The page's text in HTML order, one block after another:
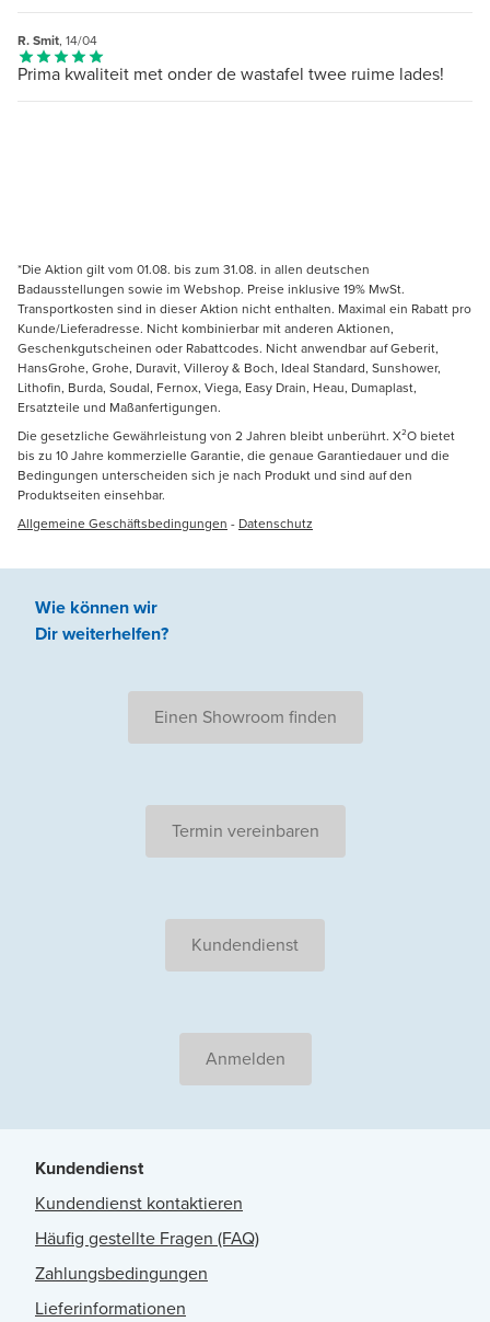
R. Smit, 14/04
Prima kwaliteit met onder de wastafel twee ruime lades!
*Die Aktion gilt vom 01.08. bis zum 31.08. in allen deutschen
Badausstellungen sowie im Webshop. Preise inklusive 19% MwSt.
Transportkosten sind in dieser Aktion nicht enthalten. Maximal ein Rabatt pro
Kunde/Lieferadresse. Nicht kombinierbar mit anderen Aktionen,
Geschenkgutscheinen oder Rabattcodes. Nicht anwendbar auf Geberit,
HansGrohe, Grohe, Duravit, Villeroy & Boch, Ideal Standard, Sunshower,
Lithofin, Burda, Soudal, Fernox, Viega, Easy Drain, Heau, Dumaplast,
Ersatzteile und Maßanfertigungen.
Die gesetzliche Gewährleistung von 2 Jahren bleibt unberührt. X²O bietet
bis zu 10 Jahre kommerzielle Garantie, die genaue Garantiedauer und die
Bedingungen unterscheiden sich je nach Produkt und sind auf den
Produktseiten einsehbar.
Allgemeine Geschäftsbedingungen - Datenschutz
Wie können wir
Dir weiterhelfen?
Einen Showroom finden
Termin vereinbaren
Kundendienst
Anmelden
Kundendienst
Kundendienst kontaktieren
Häufig gestellte Fragen (FAQ)
Zahlungsbedingungen
Lieferinformationen